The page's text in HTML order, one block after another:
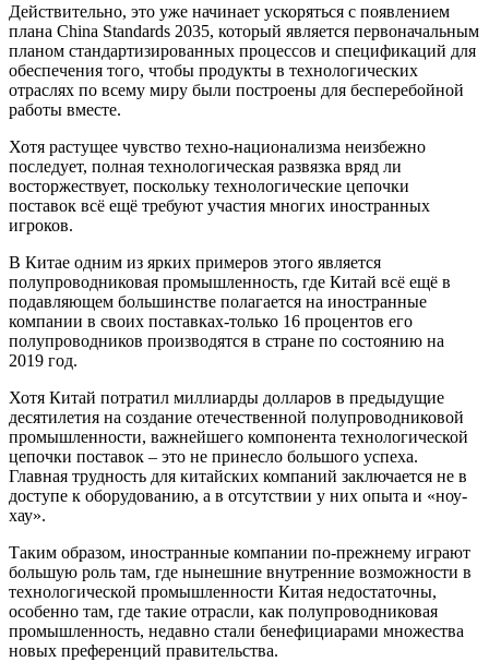
Действительно, это уже начинает ускоряться с появлением
плана China Standards 2035, который является первоначальным
планом стандартизированных процессов и спецификаций для
обеспечения того, чтобы продукты в технологических
отраслях по всему миру были построены для бесперебойной
работы вместе.
Хотя растущее чувство техно-национализма неизбежно
последует, полная технологическая развязка вряд ли
восторжествует, поскольку технологические цепочки
поставок всё ещё требуют участия многих иностранных
игроков.
В Китае одним из ярких примеров этого является
полупроводниковая промышленность, где Китай всё ещё в
подавляющем большинстве полагается на иностранные
компании в своих поставках-только 16 процентов его
полупроводников производятся в стране по состоянию на
2019 год.
Хотя Китай потратил миллиарды долларов в предыдущие
десятилетия на создание отечественной полупроводниковой
промышленности, важнейшего компонента технологической
цепочки поставок – это не принесло большого успеха.
Главная трудность для китайских компаний заключается не в
доступе к оборудованию, а в отсутствии у них опыта и «ноу-
хау».
Таким образом, иностранные компании по-прежнему играют
большую роль там, где нынешние внутренние возможности в
технологической промышленности Китая недостаточны,
особенно там, где такие отрасли, как полупроводниковая
промышленность, недавно стали бенефициарами множества
новых преференций правительства.